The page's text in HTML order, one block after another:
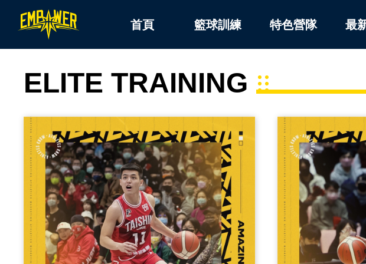
首頁 籃球訓練 特色營隊 最
ELITE TRAINING